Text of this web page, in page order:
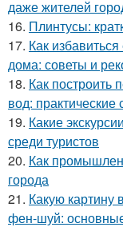
даже жителей
16. Плинтусы:
17. Как
дома: советы и
18. Как построить
вод: практические
19. Какие
среди туристов
20. Как
города
21. Какую картину
фен-шуй: